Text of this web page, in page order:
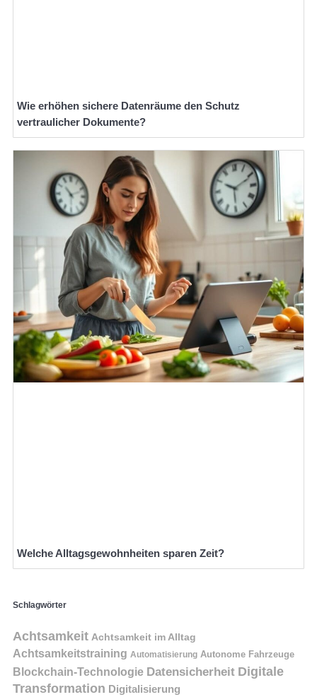
Wie erhöhen sichere Datenräume den Schutz
vertraulicher Dokumente?
Welche Alltagsgewohnheiten sparen Zeit?
Schlagwörter
Achtsamkeit Achtsamkeit im Alltag
Achtsamkeitstraining Automatisierung Autonome Fahrzeuge
Blockchain-Technologie Datensicherheit Digitale
Transformation Digitalisierung